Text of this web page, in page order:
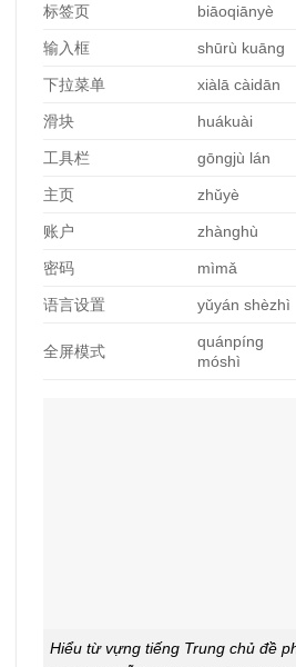
标签页 biāoqiānyè
输入框 shūrù kuāng
下拉菜单 xiàlā càidān
滑块 huákuài
工具栏 gōngjù lán
主页 zhǔyè
账户 zhànghù
密码 mìmǎ
语言设置 yǔyán shèzhì
全屏模式
quánpíng
móshì
Hiểu từ vựng tiếng Trung chủ đề